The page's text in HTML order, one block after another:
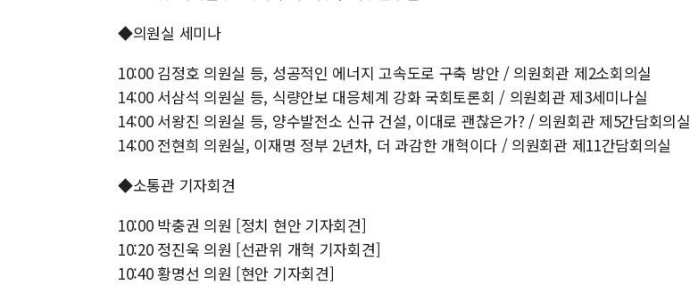
◆의원실 세미나
10:00 김정호 의원실 등, 성공적인 에너지 고속도로 구축 방안 / 의원회관 제2소회의실
14:00 서삼석 의원실 등, 식량안보 대응체계 강화 국회토론회 / 의원회관 제3세미나실
14:00 서왕진 의원실 등, 양수발전소 신규 건설, 이대로 괜찮은가? / 의원회관 제5간담회의실
14:00 전현희 의원실, 이재명 정부 2년차, 더 과감한 개혁이다 / 의원회관 제11간담회의실
◆소통관 기자회견
10:00 박충권 의원 [정치 현안 기자회견]
10:20 정진욱 의원 [선관위 개혁 기자회견]
10:40 황명선 의원 [현안 기자회견]